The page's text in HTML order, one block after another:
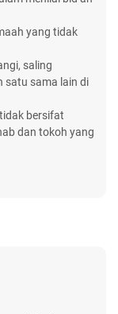
yang tidak
saling
satu sama lain di
bersifat
dan tokoh yang